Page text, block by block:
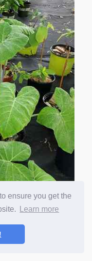
ensure you get the
Learn more